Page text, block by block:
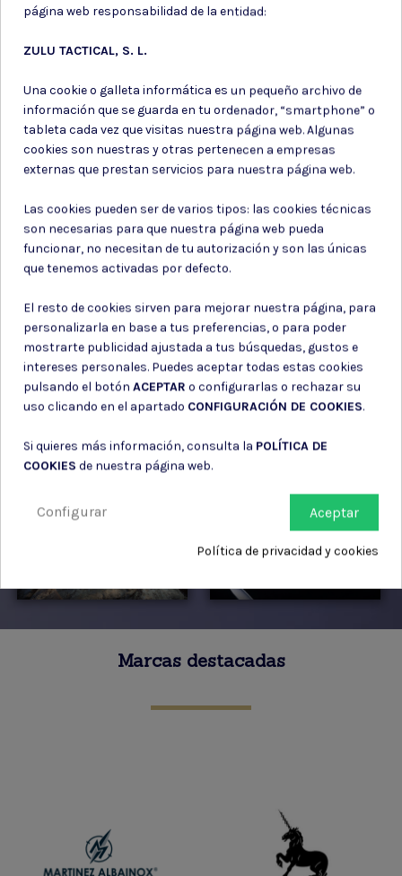
Marcas destacadas
página web responsabilidad de la entidad:
ZULU TACTICAL, S. L.
Una cookie o galleta informática es un pequeño archivo de
información que se guarda en tu ordenador, “smartphone” o
tableta cada vez que visitas nuestra página web. Algunas
cookies son nuestras y otras pertenecen a empresas
externas que prestan servicios para nuestra página web.
Las cookies pueden ser de varios tipos: las cookies técnicas
son necesarias para que nuestra página web pueda
funcionar, no necesitan de tu autorización y son las únicas
que tenemos activadas por defecto.
El resto de cookies sirven para mejorar nuestra página, para
personalizarla en base a tus preferencias, o para poder
mostrarte publicidad ajustada a tus búsquedas, gustos e
intereses personales. Puedes aceptar todas estas cookies
pulsando el botón ACEPTAR o configurarlas o rechazar su
uso clicando en el apartado CONFIGURACIÓN DE COOKIES.
Si quieres más información, consulta la POLÍTICA DE
COOKIES de nuestra página web.
Aceptar
Configurar
Política de privacidad y cookies